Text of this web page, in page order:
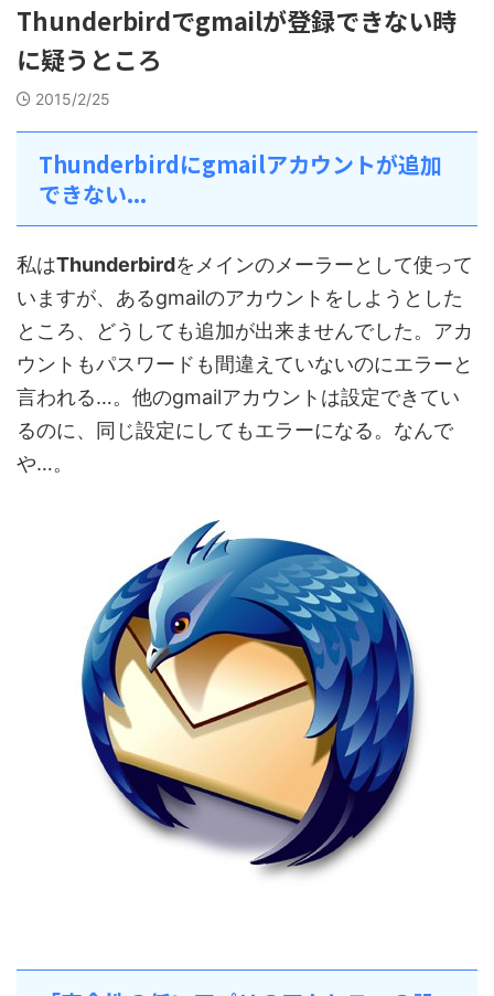
Thunderbirdでgmailが登録できない時
に疑うところ
2015/2/25
Thunderbirdにgmailアカウントが追加
できない...
私はThunderbirdをメインのメーラーとして使って
いますが、あるgmailのアカウントをしようとした
ところ、どうしても追加が出来ませんでした。アカ
ウントもパスワードも間違えていないのにエラーと
言われる…。他のgmailアカウントは設定できてい
るのに、同じ設定にしてもエラーになる。なんで
や…。